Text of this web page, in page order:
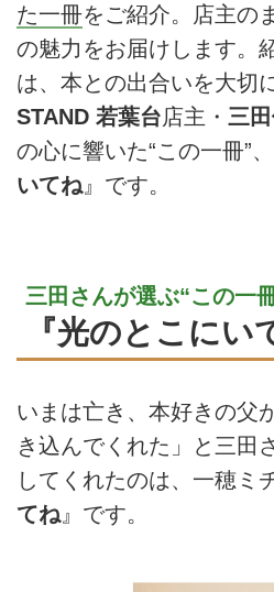
た一冊をご紹介。店主の
の魅力をお届けします。
は、本との出合いを大切
STAND 若葉台店主・ 三
の心に響いた“この一冊”
いてね 』です。
三田さんが選ぶ“この一
『光のとこにい
いまは亡き、本好きの父
き込んでくれた」と三田
してくれたのは、一穂ミ
てね 』です。